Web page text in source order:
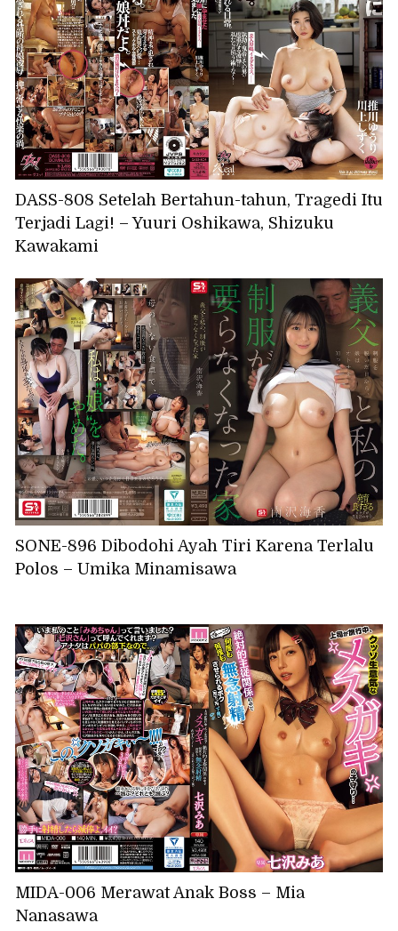
DASS-808 Setelah Bertahun-tahun, Tragedi Itu
Terjadi Lagi! – Yuuri Oshikawa, Shizuku
Kawakami
SONE-896 Dibodohi Ayah Tiri Karena Terlalu
Polos – Umika Minamisawa
MIDA-006 Merawat Anak Boss – Mia
Nanasawa